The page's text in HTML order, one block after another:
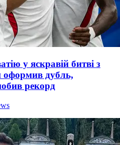
у яскравій битві з
оформив дубль,
рекорд